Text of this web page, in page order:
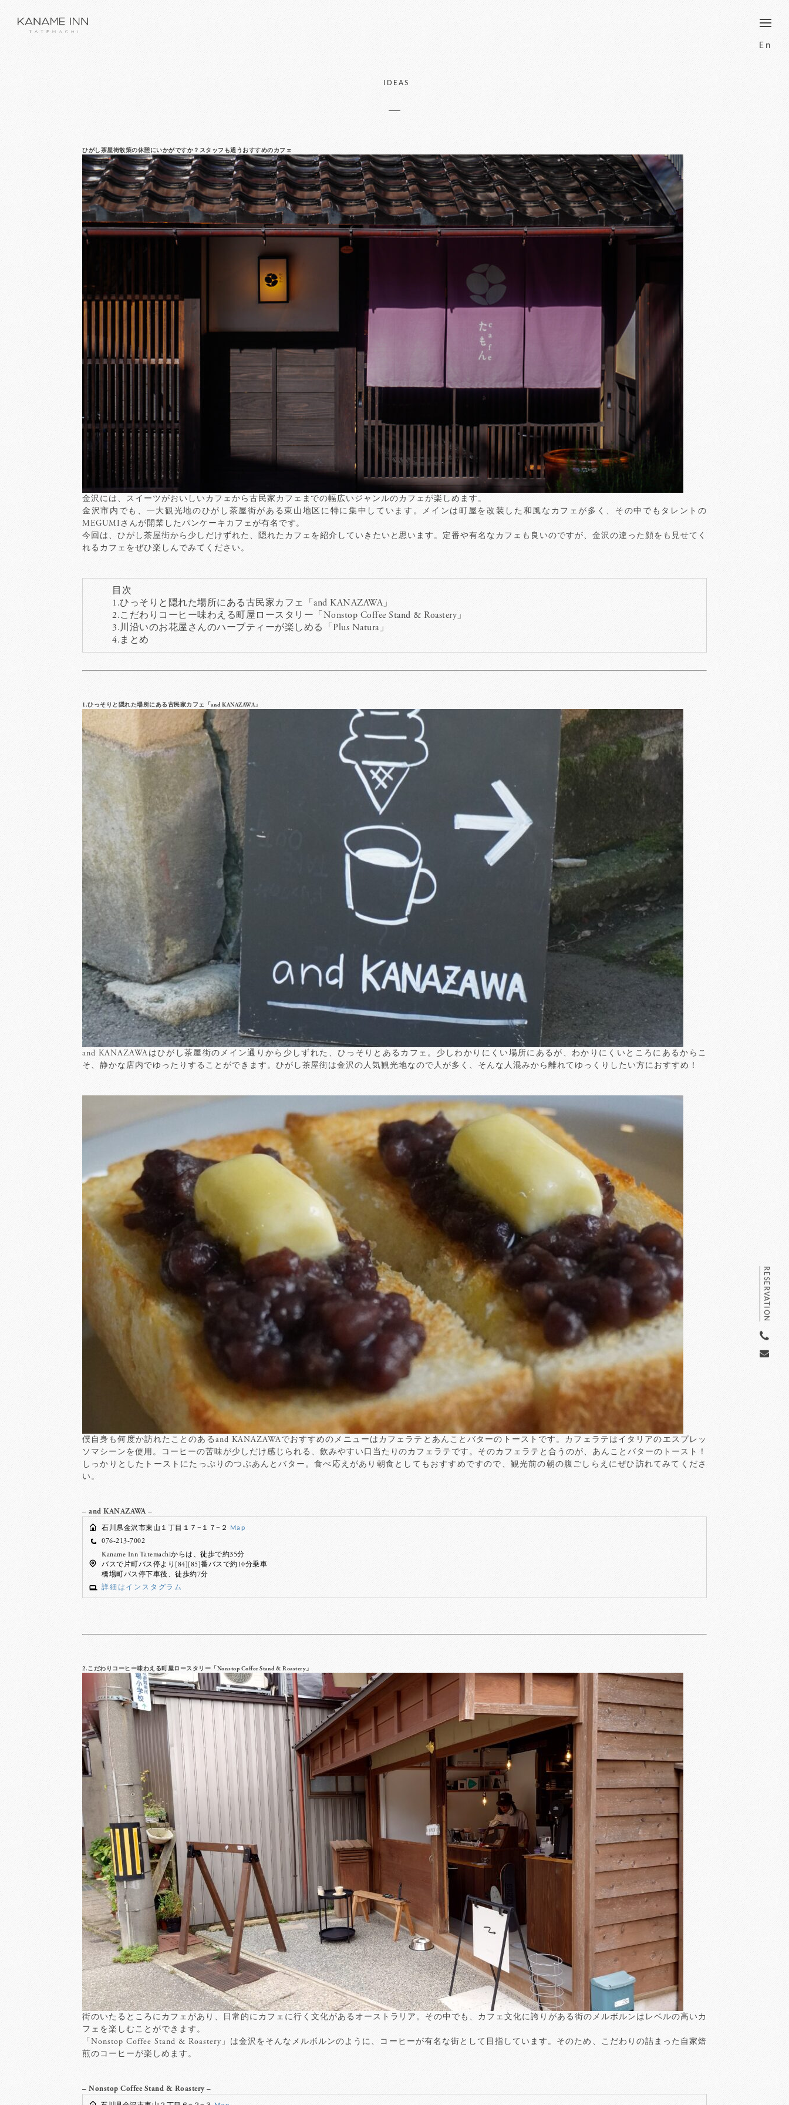
RESERVATION
En
IDEAS
ひがし茶屋街散策の休憩にいかがですか？スタッフも通うおすすめのカフェ
金沢には、スイーツがおいしいカフェから古民家カフェまでの幅広いジャンルのカフェが楽しめます。
金沢市内でも、一大観光地のひがし茶屋街がある東山地区に特に集中しています。メインは町屋を改装した和風なカフェが多く、その中でもタレントの
MEGUMIさんが開業したパンケーキカフェが有名です。
今回は、ひがし茶屋街から少しだけずれた、隠れたカフェを紹介していきたいと思います。定番や有名なカフェも良いのですが、金沢の違った顔をも見せてく
れるカフェをぜひ楽しんでみてください。
目次
1.ひっそりと隠れた場所にある古民家カフェ「and KANAZAWA」
2.こだわりコーヒー味わえる町屋ロースタリー「Nonstop Coffee Stand & Roastery」
3.川沿いのお花屋さんのハーブティーが楽しめる「Plus Natura」
4.まとめ
1.ひっそりと隠れた場所にある古民家カフェ「and KANAZAWA」
and KANAZAWAはひがし茶屋街のメイン通りから少しずれた、ひっそりとあるカフェ。少しわかりにくい場所にあるが、わかりにくいところにあるからこ
そ、静かな店内でゆったりすることができます。ひがし茶屋街は金沢の人気観光地なので人が多く、そんな人混みから離れてゆっくりしたい方におすすめ！
僕自身も何度か訪れたことのあるand KANAZAWAでおすすめのメニューはカフェラテとあんことバターのトーストです。カフェラテはイタリアのエスプレッ
ソマシーンを使用。コーヒーの苦味が少しだけ感じられる、飲みやすい口当たりのカフェラテです。そのカフェラテと合うのが、あんことバターのトースト！
しっかりとしたトーストにたっぷりのつぶあんとバター。食べ応えがあり朝食としてもおすすめですので、観光前の朝の腹ごしらえにぜひ訪れてみてくださ
い。
– and KANAZAWA –
石川県金沢市東山１丁目１７−１７−２ Map
076-213-7002
Kaname Inn Tatemachiからは、徒歩で約35分
バスで片町バス停より[84][85]番バスで約10分乗車
橋場町バス停下車後、徒歩約7分
詳細はインスタグラム
2.こだわりコーヒー味わえる町屋ロースタリー「Nonstop Coffee Stand & Roastery」
街のいたるところにカフェがあり、日常的にカフェに行く文化があるオーストラリア。その中でも、カフェ文化に誇りがある街のメルボルンはレベルの高いカ
フェを楽しむことができます。
「Nonstop Coffee Stand & Roastery」は金沢をそんなメルボルンのように、コーヒーが有名な街として目指しています。そのため、こだわりの詰まった自家焙
煎のコーヒーが楽しめます。
– Nonstop Coffee Stand & Roastery –